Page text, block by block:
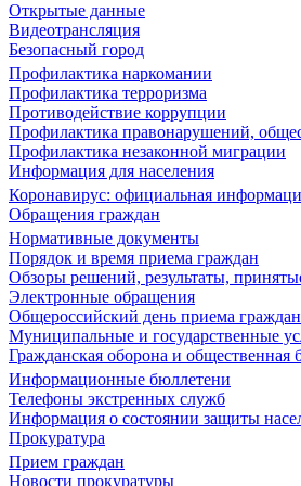
Открытые данные
Видеотрансляция
Безопасный город
Профилактика наркомании
Профилактика терроризма
Противодействие коррупции
Профилактика правонарушений,
Профилактика незаконной миграции
Информация для населения
Коронавирус: официальная
Обращения граждан
Нормативные документы
Порядок и время приема граждан
Обзоры решений, результаты,
Электронные обращения
Общероссийский день приема граждан
Муниципальные и государственные
Гражданская оборона и общественная
Информационные бюллетени
Телефоны экстренных служб
Информация о состоянии защиты
Прокуратура
Прием граждан
Новости прокуратуры